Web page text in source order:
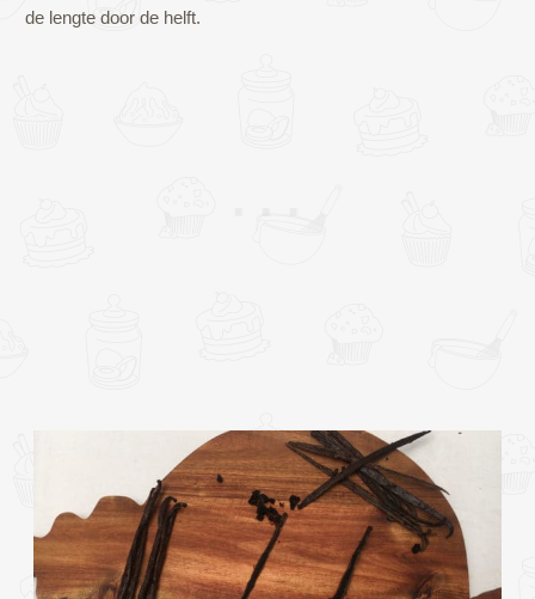
de lengte door de helft.